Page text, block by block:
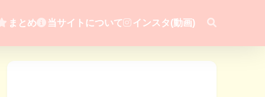
まとめ 当サイトについて インスタ(動画)